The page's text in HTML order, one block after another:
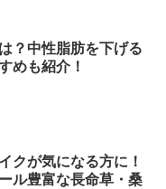
？中性脂肪を下げる
めも紹介！
クが気になる方に！
ル豊富な長命草・桑